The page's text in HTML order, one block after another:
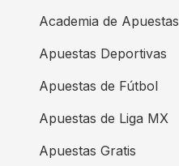
Academia de Apuestas
Apuestas Deportivas
Apuestas de Fútbol
Apuestas de Liga MX
Apuestas Gratis